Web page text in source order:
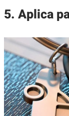
5. Aplica